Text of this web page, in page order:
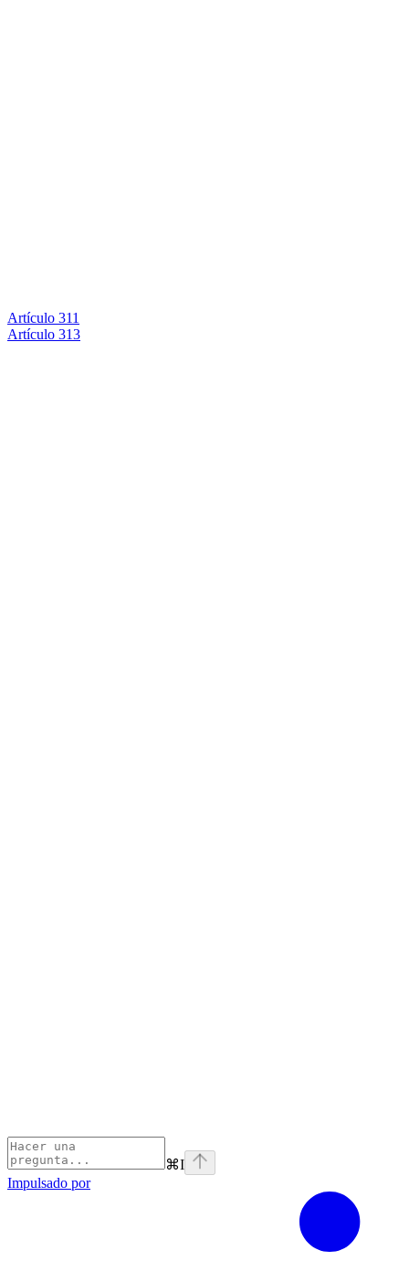
Artículo 311
Artículo 313
⌘I
Impulsado por